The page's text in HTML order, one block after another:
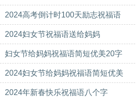
2024高考倒计时100天励志祝福语
2024妇女节祝福语送给妈妈
妇女节给妈妈祝福语简短优美20字
2024妇女节给妈妈祝福语简短优美
2024年新春快乐祝福语八个字